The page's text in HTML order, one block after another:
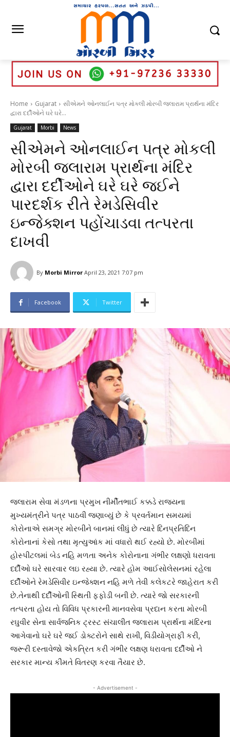
Home Gujarat
સીએમને ઓનલાઈન પત્ર મોકલી મોરબી જલારામ પ્રાર્થના મંદિર
દ્વારા દર્દીઓને ઘરે ઘરે...
Gujarat Morbi News
સીએમને ઓનલાઈન પત્ર મોકલી
મોરબી જલારામ પ્રાર્થના મંદિર
દ્વારા દર્દીઓને ઘરે ઘરે જઈને
પારદર્શક રીતે રેમડેસિવીર
ઇન્જેક્શન પહોંચાડવા તત્પરતા
દાખવી
By Morbi Mirror April 23, 2021 7:07 pm
Facebook Twitter
જલારામ સેવા મંડળના પ્રમુખ નીર્મીતભાઈ કક્કડે રાજ્યના
મુખ્યમંત્રીને પત્ર પાઠવી જણાવ્યું છે કે પ્રવર્તમાન સમયમાં
કોરોનાએ સમગ્ર મોરબીને બાનમાં લીધું છે ત્યારે દિનપ્રતિદિન
કોરોનાનાં કેસો તથા મૃત્યુઆંક માં વધારો થઈ રહ્યો છે. મોરબીમાં
હોસ્પીટલમાં બેડ નહિ મળતા અનેક કોરોનાના ગંભીર લક્ષણો ધરાવતા
દર્દીઓ ઘરે સારવાર લઇ રહ્યા છે. ત્યારે હોમ આઈસોલેસનમાં રહેલા
દર્દીઓને રેમડેસિવીર ઇન્જેક્શન નહિ મળે તેવી કલેકટરે જાહેરાત કરી
છે.તેનાથી દર્દીઓની સ્થિતી ફફોડી બની છે. ત્યારે જો સરકારની
તત્પરતા હોય તો વિવિધ પ્રકારની માનવસેવા પ્રદાન કરતા મોરબી
રઘુવીર સેના સાર્વજનિક ટ્રસ્ટ સંચાલીત જલારામ પ્રાર્થના મંદિરના
આગેવાનો ઘરે ઘરે જઈ ડોક્ટરોને સાથે રાખી, વિડીયોગ્રાફી કરી,
જરૂરી દસ્તાવેજો એકત્રિત કરી ગંભીર લક્ષણ ધરાવતા દર્દીઓ ને
સરકાર માન્ય કીંમતે વિતરણ કરવા તૈયાર છે.
- Advertisement -